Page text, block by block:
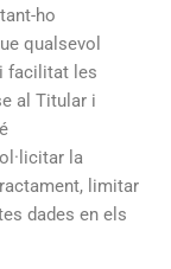
ho
qualsevol
facilitat les
al Titular i
la
limitar
dades en els